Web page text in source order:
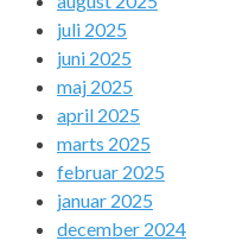
juli 2025
juni 2025
maj 2025
april 2025
marts 2025
februar 2025
januar 2025
december 2024